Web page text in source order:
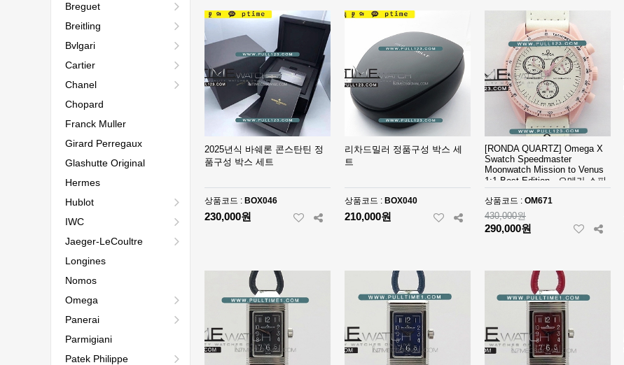
Breguet
Breitling
Bvlgari
Cartier
Chanel
Chopard
Franck Muller
Girard Perregaux
Glashutte Original
Hermes
Hublot
IWC
Jaeger-LeCoultre
Longines
Nomos
Omega
Panerai
Parmigiani
Patek Philippe
2025년식 바쉐론 콘스탄틴 정
품구성 박스 세트
상품코드 : BOX046
230,000원
리차드밀러 정품구성 박스 세
트
상품코드 : BOX040
210,000원
[RONDA QUARTZ] Omega X
Swatch Speedmaster
Moonwatch Mission to Venus
1:1 Best Edition - 오메가 스피
너스 베스트 에디션
상품코드 : OM671
430,000원
290,000원